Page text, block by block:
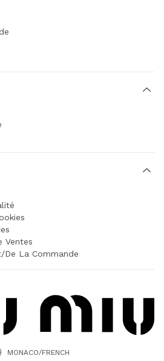
Ventes
de La Commande
MONACO/FRENCH